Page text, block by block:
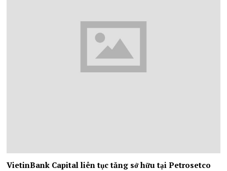
VietinBank Capital liên tục tăng sở hữu tại Petrosetco